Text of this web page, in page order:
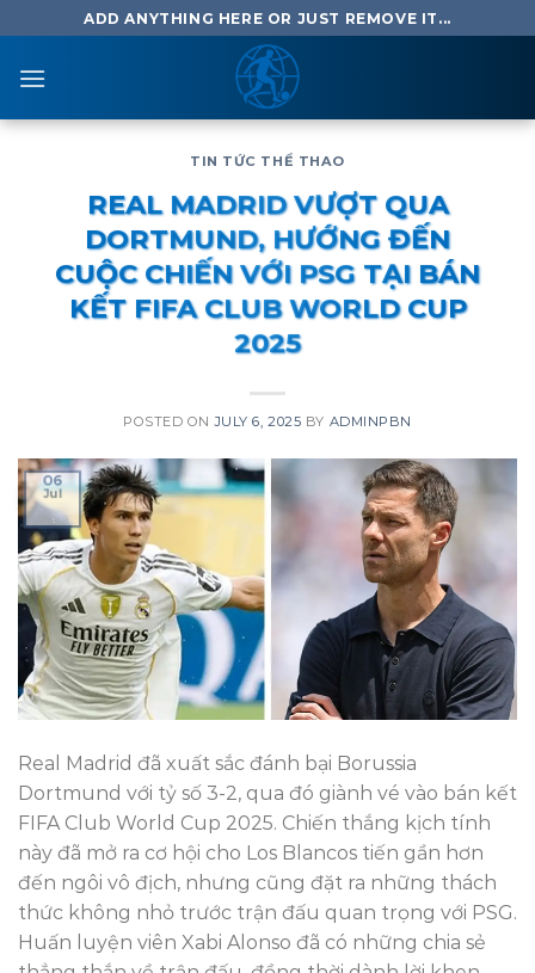
to
content
ADD ANYTHING HERE OR JUST REMOVE IT...
TIN TỨC THỂ THAO
REAL MADRID VƯỢT QUA
DORTMUND, HƯỚNG ĐẾN
CUỘC CHIẾN VỚI PSG TẠI BÁN
KẾT FIFA CLUB WORLD CUP
2025
POSTED ONJULY 6, 2025 BY ADMINPBN
06
Jul
Real Madrid đã xuất sắc đánh bại Borussia
Dortmund với tỷ số 3-2, qua đó giành vé vào bán kết
FIFA Club World Cup 2025. Chiến thắng kịch tính
này đã mở ra cơ hội cho Los Blancos tiến gần hơn
đến ngôi vô địch, nhưng cũng đặt ra những thách
thức không nhỏ trước trận đấu quan trọng với PSG.
Huấn luyện viên Xabi Alonso đã có những chia sẻ